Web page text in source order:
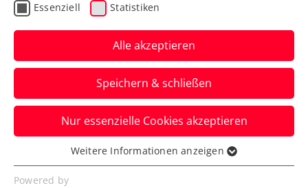
ATP Erste Bank Open:
Erler/Miedler schreiben
mit Wien-Heimtriumph
Geschichte
Die beiden sind die ersten rein
österreichischen Doppelsieger beim ATP-
Turnier in der Stadthalle.
Essenziell Statistiken
Alle akzeptieren
Speichern & schließen
Nur essenzielle Cookies akzeptieren
Essenziell
Essenzielle Cookies werden für grundlegende
Weitere Informationen anzeigen
Powered by